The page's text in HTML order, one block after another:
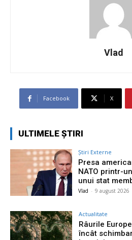
Vlad
Facebook X
ULTIMELE ȘTIRI
Știri Externe
Presa
NATO printr-
unui stat
Vlad - 9 august 2026
Actualitate
Râurile
încât